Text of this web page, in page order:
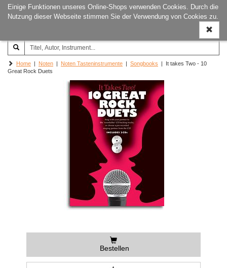
Einige Funktionen unseres Online-Shops verwenden Cookies. Durch die
Nutzung dieser Webseite stimmen Sie der Verwendung von Cookies zu.
ein-/
Joachim‐Trekel‐Musikverlag,
Hamburg
Home | Noten | Noten Tasteninstrumente | Songbooks | It takes Two - 10
Great Rock Duets
Bestellen